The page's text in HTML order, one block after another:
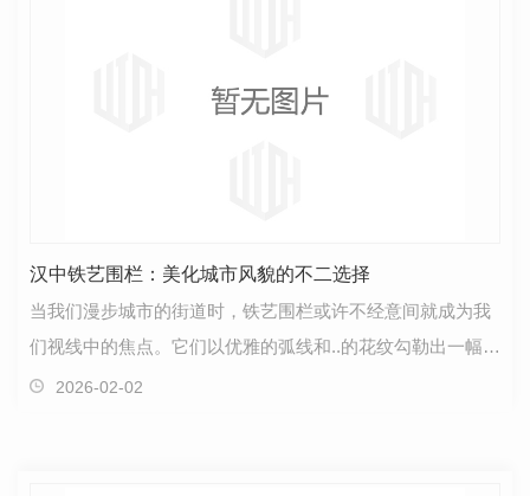
汉中铁艺围栏：美化城市风貌的不二选择
当我们漫步城市的街道时，铁艺围栏或许不经意间就成为我
们视线中的焦点。它们以优雅的弧线和..的花纹勾勒出一幅幅
美丽的画卷，为城市增添了几分文雅与历史的痕迹。…
2026-02-02